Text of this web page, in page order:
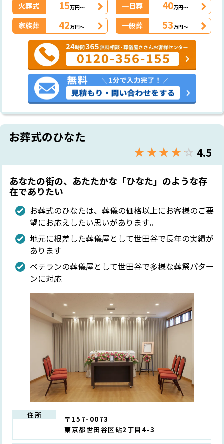
火葬式 15万円～ 一日葬 40万円～
家族葬 42万円～ 一般葬 53万円～
お葬式のひなた
★★★★★
☆☆☆☆☆ 4.5
あなたの街の、あたたかな「ひなた」のような存
在でありたい
お葬式のひなたは、葬儀の価格以上にお客様のご要
望にお応えしたい思いがあります。
地元に根差した葬儀屋として世田谷で長年の実績が
あります
ベテランの葬儀屋として世田谷で多様な葬祭パター
ンに対応
住所
〒157-0073
東京都世田谷区砧2丁目4-3